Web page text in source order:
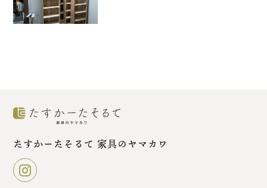
たすかーたそるて 家具のヤマカワ